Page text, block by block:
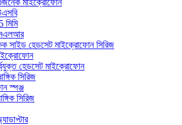
মিমি
সাইড হেডসেট মাইক্রোফোন সিরিজ
হেডসেট মাইক্রোফোন
সিরিজ
স্পঞ্জ
সিরিজ